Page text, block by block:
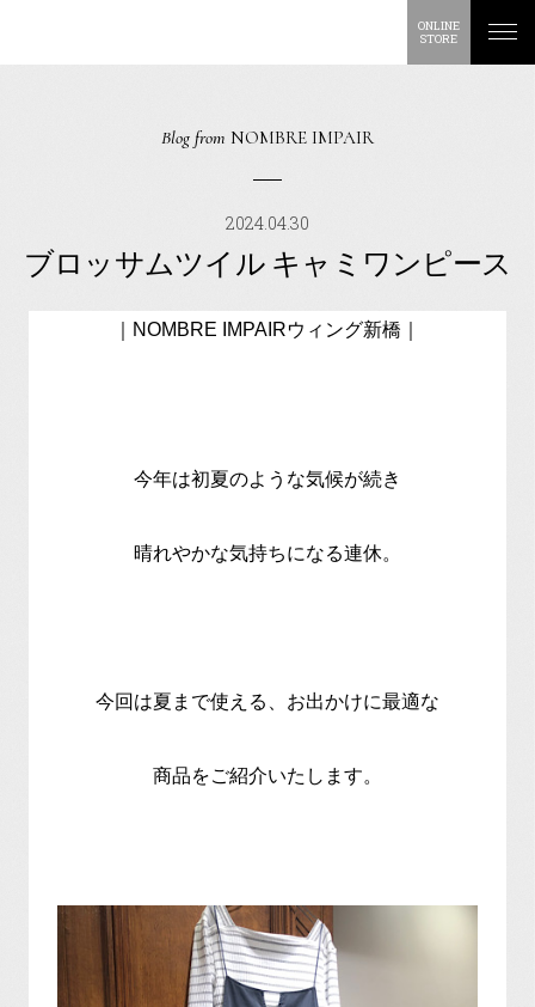
ONLINE
STORE
Blog from NOMBRE IMPAIR
2024.04.30
ブロッサムツイル キャミワンピース
｜NOMBRE IMPAIRウィング新橋｜
今年は初夏のような気候が続き
晴れやかな気持ちになる連休。
今回は夏まで使える、お出かけに最適な
商品をご紹介いたします。